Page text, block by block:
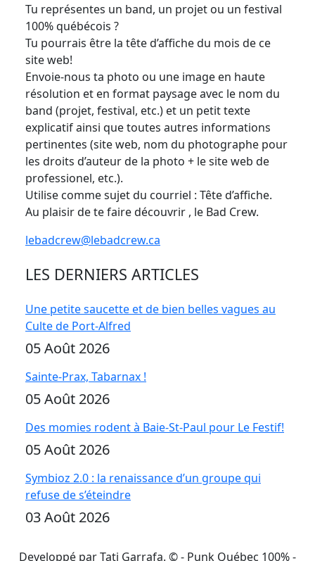
Tu représentes un band, un projet ou un festival
100% québécois ?
Tu pourrais être la tête d’affiche du mois de ce
site web!
Envoie-nous ta photo ou une image en haute
résolution et en format paysage avec le nom du
band (projet, festival, etc.) et un petit texte
explicatif ainsi que toutes autres informations
pertinentes (site web, nom du photographe pour
les droits d’auteur de la photo + le site web de
professionel, etc.).
Utilise comme sujet du courriel : Tête d’affiche.
Au plaisir de te faire découvrir , le Bad Crew.
lebadcrew@lebadcrew.ca
LES DERNIERS ARTICLES
Une petite saucette et de bien belles vagues au
Culte de Port-Alfred
05 Août 2026
Sainte-Prax, Tabarnax !
05 Août 2026
Des momies rodent à Baie-St-Paul pour Le Festif!
05 Août 2026
Symbioz 2.0 : la renaissance d’un groupe qui
refuse de s’éteindre
03 Août 2026
Developpé par Tati Garrafa. ©- Punk Québec 100% -